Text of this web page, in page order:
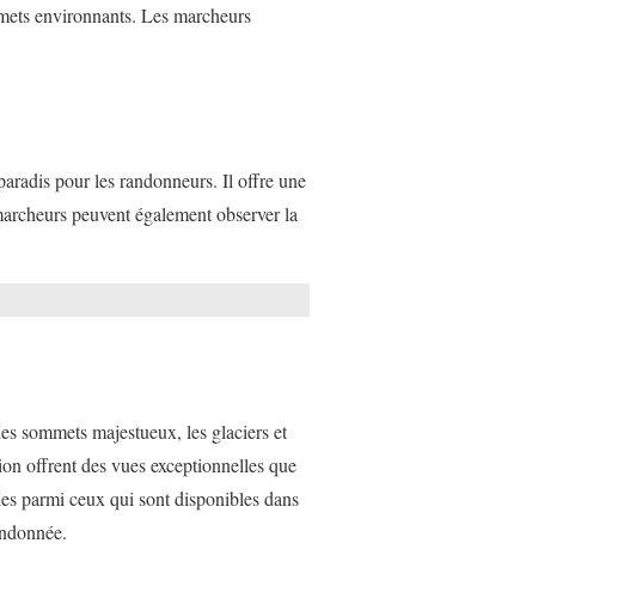
environnants. Les marcheurs
pour les randonneurs. Il offre une
peuvent également observer la
sommets majestueux, les glaciers et
offrent des vues exceptionnelles que
parmi ceux qui sont disponibles dans